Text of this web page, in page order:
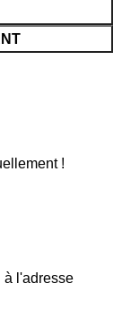
!
à l'adresse